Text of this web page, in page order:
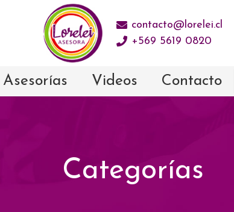
contacto@lorelei.cl
+569 5619 0820
Asesorías Videos Contacto
Categorías